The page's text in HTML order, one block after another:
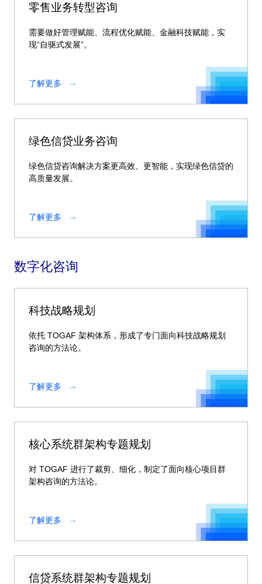
零售业务转型咨询
需要做好管理赋能、流程优化赋能、金融科技赋能，实
现“自驱式发展”。
了解更多
绿色信贷业务咨询
绿色信贷咨询解决方案更高效、更智能，实现绿色信贷的
高质量发展。
了解更多
数字化咨询
科技战略规划
依托 TOGAF 架构体系，形成了专门面向科技战略规划
咨询的方法论。
了解更多
核心系统群架构专题规划
对 TOGAF 进行了裁剪、细化，制定了面向核心项目群
架构咨询的方法论。
了解更多
信贷系统群架构专题规划